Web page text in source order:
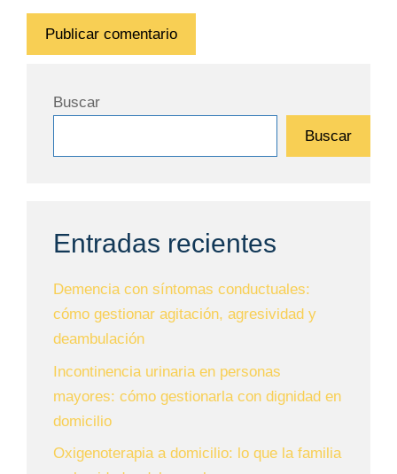
Buscar
Buscar
Entradas recientes
Demencia con síntomas conductuales:
cómo gestionar agitación, agresividad y
deambulación
Incontinencia urinaria en personas
mayores: cómo gestionarla con dignidad en
domicilio
Oxigenoterapia a domicilio: lo que la familia